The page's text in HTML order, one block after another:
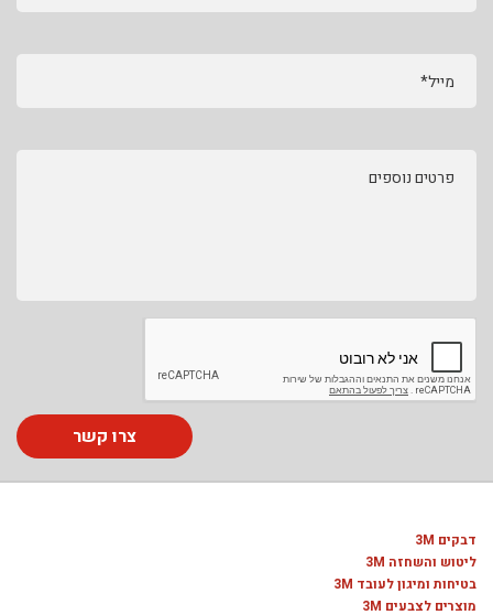
מייל*
פרטים נוספים
צרו קשר
דבקים 3M
ליטוש והשחזה 3M
בטיחות ומיגון לעובד 3M
מוצרים לצבעים 3M